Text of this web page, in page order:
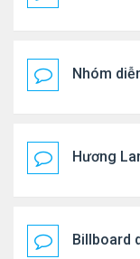
Nhóm
Hương
Billboard